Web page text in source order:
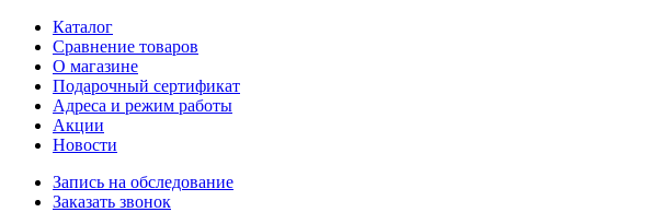
Каталог
Сравнение товаров
О магазине
Подарочный сертификат
Адреса и режим работы
Акции
Новости
Запись на обследование
Заказать звонок